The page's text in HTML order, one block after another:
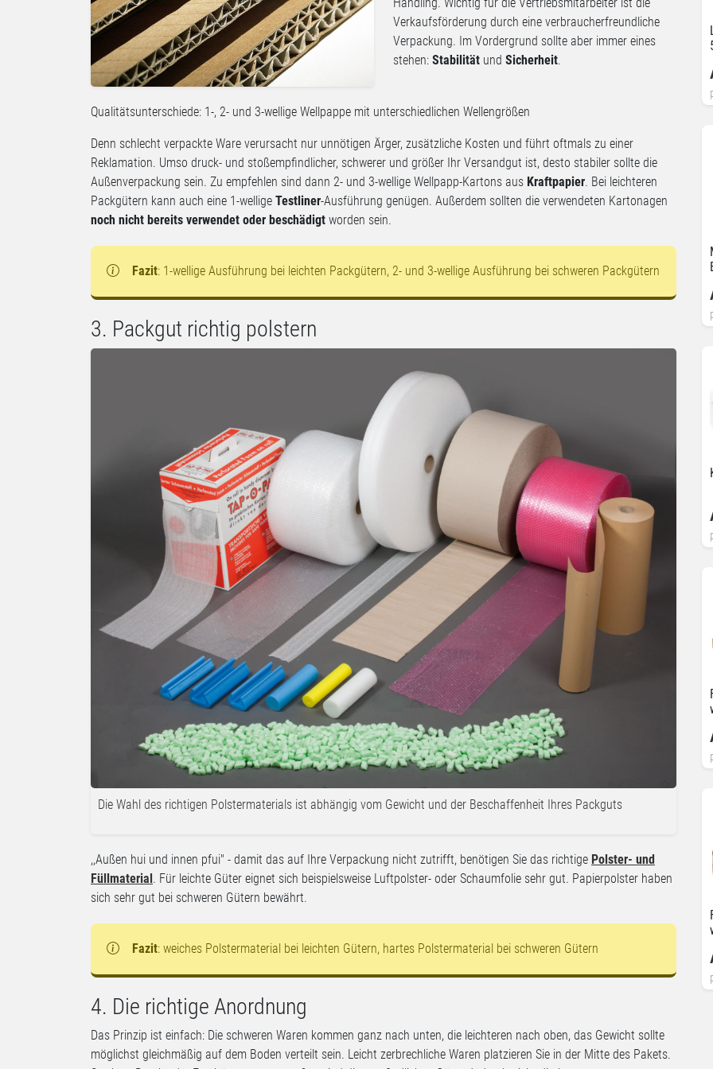
Verkaufsförderung durch eine verbraucherfreundliche
Verpackung. Im Vordergrund sollte aber immer eines
stehen: Stabilität und Sicherheit.
Qualitätsunterschiede: 1-, 2- und 3-wellige Wellpappe mit unterschiedlichen Wellengrößen
Denn schlecht verpackte Ware verursacht nur unnötigen Ärger, zusätzliche Kosten und führt oftmals zu einer
Reklamation. Umso druck- und stoßempfindlicher, schwerer und größer Ihr Versandgut ist, desto stabiler sollte die
Außenverpackung sein. Zu empfehlen sind dann 2- und 3-wellige Wellpapp-Kartons aus Kraftpapier. Bei leichteren
Packgütern kann auch eine 1-wellige Testliner-Ausführung genügen. Außerdem sollten die verwendeten Kartonagen
noch nicht bereits verwendet oder beschädigt worden sein.
Fazit: 1-wellige Ausführung bei leichten Packgütern, 2- und 3-wellige Ausführung bei schweren Packgütern
3. Packgut richtig polstern
Die Wahl des richtigen Polstermaterials ist abhängig vom Gewicht und der Beschaffenheit Ihres Packguts
,,Außen hui und innen pfui" - damit das auf Ihre Verpackung nicht zutrifft, benötigen Sie das richtige Polster- und
Füllmaterial. Für leichte Güter eignet sich beispielsweise Luftpolster- oder Schaumfolie sehr gut. Papierpolster haben
sich sehr gut bei schweren Gütern bewährt.
Fazit: weiches Polstermaterial bei leichten Gütern, hartes Polstermaterial bei schweren Gütern
4. Die richtige Anordnung
Das Prinzip ist einfach: Die schweren Waren kommen ganz nach unten, die leichteren nach oben, das Gewicht sollte
möglichst gleichmäßig auf dem Boden verteilt sein. Leicht zerbrechliche Waren platzieren Sie in der Mitte des Pakets.